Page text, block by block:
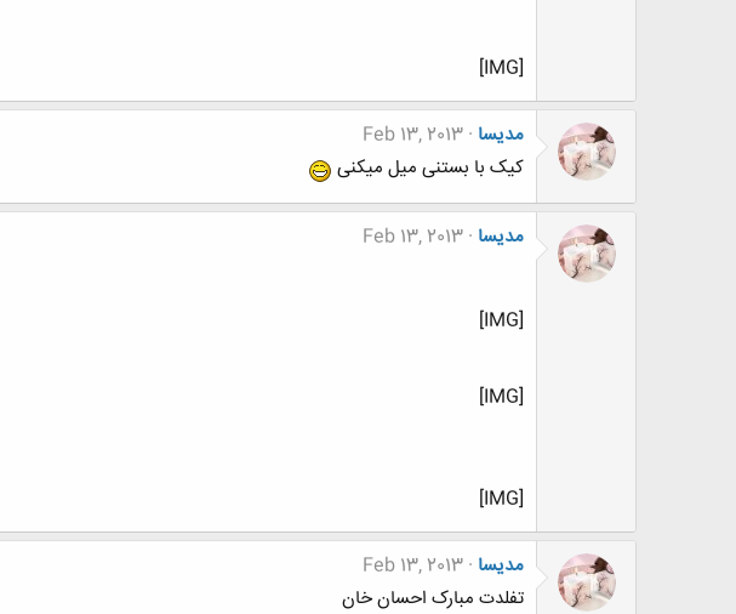
[IMG]
مدیسا Feb 13, 2013
کیک با بستنی میل میکنی
مدیسا Feb 13, 2013
[IMG]
[IMG]
[IMG]
مدیسا Feb 13, 2013
تفلدت مبارک احسان خان